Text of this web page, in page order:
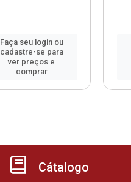
Faça seu login ou
cadastre-se para
ver preços e
comprar
Cátalogo